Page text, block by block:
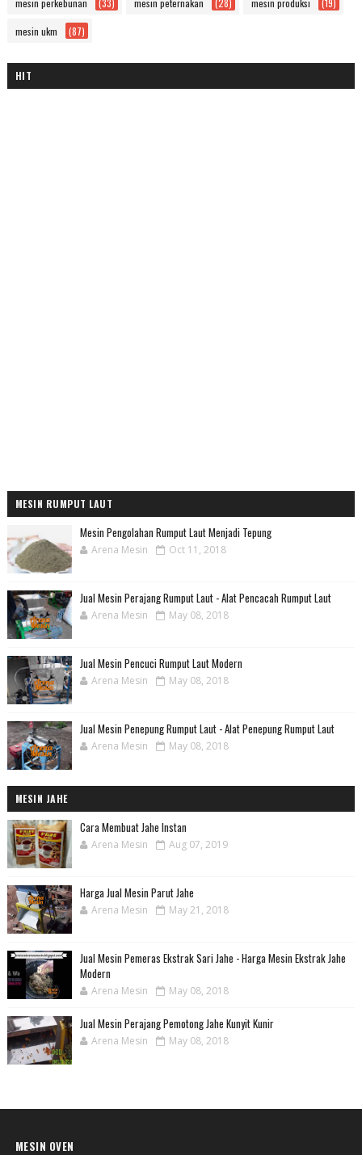
mesin ukm (87)
HIT
MESIN RUMPUT LAUT
Mesin Pengolahan Rumput Laut Menjadi Tepung
Arena Mesin Oct 11, 2018
Jual Mesin Perajang Rumput Laut - Alat Pencacah Rumput Laut
Arena Mesin May 08, 2018
Jual Mesin Pencuci Rumput Laut Modern
Arena Mesin May 08, 2018
Jual Mesin Penepung Rumput Laut - Alat Penepung Rumput Laut
Arena Mesin May 08, 2018
MESIN JAHE
Cara Membuat Jahe Instan
Arena Mesin Aug 07, 2019
Harga Jual Mesin Parut Jahe
Arena Mesin May 21, 2018
Jual Mesin Pemeras Ekstrak Sari Jahe - Harga Mesin Ekstrak Jahe
Modern
Arena Mesin May 08, 2018
Jual Mesin Perajang Pemotong Jahe Kunyit Kunir
Arena Mesin May 08, 2018
MESIN OVEN